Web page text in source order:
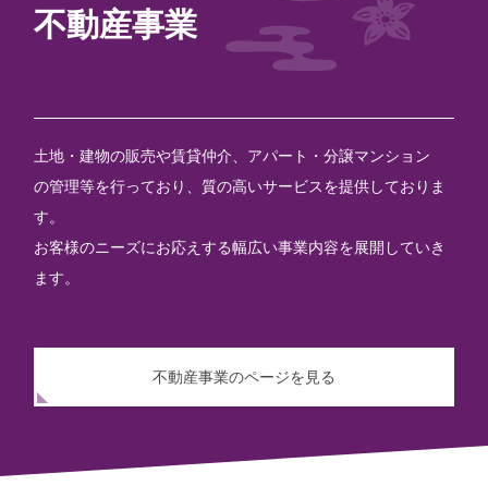
不動産事業
土地・建物の販売や賃貸仲介、アパート・分譲マンション
の管理等を行っており、質の高いサービスを提供しておりま
す。
お客様のニーズにお応えする幅広い事業内容を展開していき
ます。
不動産事業のページを見る